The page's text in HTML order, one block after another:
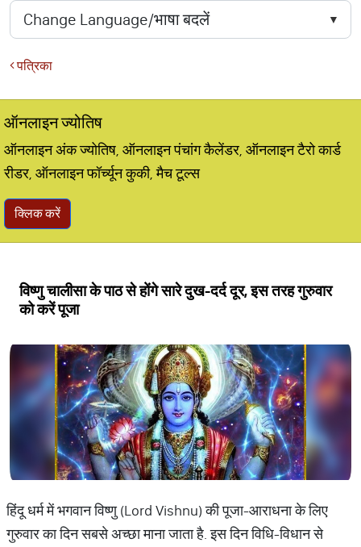
पत्रिका
ऑनलाइन ज्योतिष
ऑनलाइन अंक ज्योतिष, ऑनलाइन पंचांग कैलेंडर, ऑनलाइन टैरो कार्ड
रीडर, ऑनलाइन फॉर्च्यून कुकी, मैच टूल्स
क्लिक करें
विष्णु चालीसा के पाठ से होंगे सारे दुख-दर्द दूर, इस तरह गुरुवार
को करें पूजा
हिंदू धर्म में भगवान विष्णु (Lord Vishnu) की पूजा-आराधना के लिए
गुरुवार का दिन सबसे अच्छा माना जाता है. इस दिन विधि-विधान से